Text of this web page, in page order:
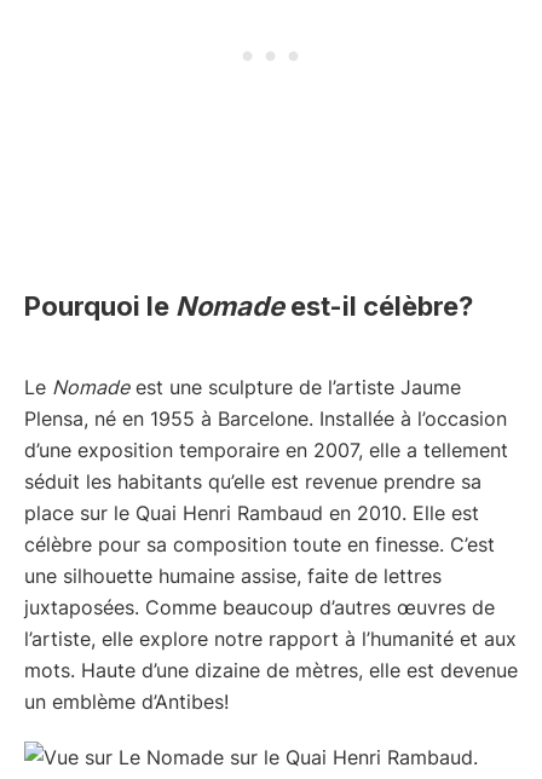
Pourquoi le Nomadeest-il célèbre?
Le Nomadeest une sculpture de l’artiste Jaume
Plensa, né en 1955 à Barcelone. Installée à l’occasion
d’une exposition temporaire en 2007, elle a tellement
séduit les habitants qu’elle est revenue prendre sa
place sur le Quai Henri Rambaud en 2010. Elle est
célèbre pour sa composition toute en finesse. C’est
une silhouette humaine assise, faite de lettres
juxtaposées. Comme beaucoup d’autres œuvres de
l’artiste, elle explore notre rapport à l’humanité et aux
mots. Haute d’une dizaine de mètres, elle est devenue
un emblème d’Antibes!